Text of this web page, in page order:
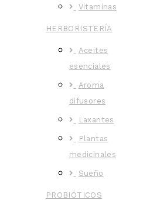
Vitaminas
HERBORISTERÍA
Aceites
esenciales
Aroma
difusores
Laxantes
Plantas
medicinales
Sueño
PROBIÓTICOS